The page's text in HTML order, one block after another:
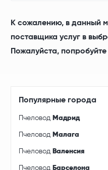
К сожалению, в данный
поставщика услуг в
Пожалуйста,
Популярные города
Пчеловод Мадрид
Пчеловод Малага
Пчеловод Валенсия
Пчеловод Барселона